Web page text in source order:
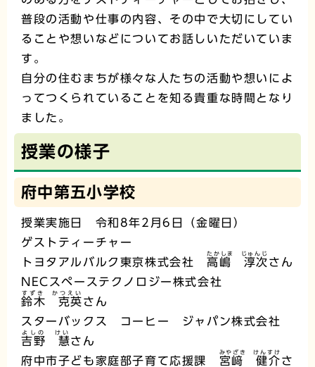
普段の活動や仕事の内容、その中で大切にしてい
ることや想いなどについてお話しいただいていま
す。
自分の住むまちが様々な人たちの活動や想いによ
ってつくられていることを知る貴重な時間となり
ました。
授業の様子
府中第五小学校
授業実施日 令和8年2月6日（金曜日）
ゲストティーチャー
トヨタアルバルク東京株式会社 高嶋 淳次
たかしま じゅんじ
さん
NECスペーステクノロジー株式会社
鈴木 克英
すずき かつえい
さん
スターバックス コーヒー ジャパン株式会社
吉野 慧
よしの けい
さん
府中市子ども家庭部子育て応援課 宮﨑 健介
みやざき けんすけ
さ